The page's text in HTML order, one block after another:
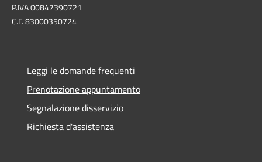
P.IVA 00847390721
C.F. 83000350724
Leggi le domande frequenti
Prenotazione appuntamento
Segnalazione disservizio
Richiesta d'assistenza